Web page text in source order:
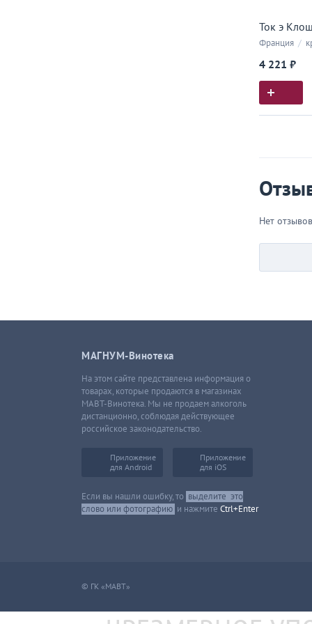
Ток э
Франция /
4 221 ₽
Нет отзывов
МАГНУМ-Винотека
На этом сайте представлена информация о
товарах, которые продаются в магазинах
МАВТ-Винотека. Мы не продаем алкоголь
дистанционно, соблюдая действующее
российское законодательство.
Приложение
для Android
Приложение
для iOS
Если вы нашли ошибку, то выделите это
слово или фотографию и нажмите Ctrl+Enter
© ГК «МАВТ»